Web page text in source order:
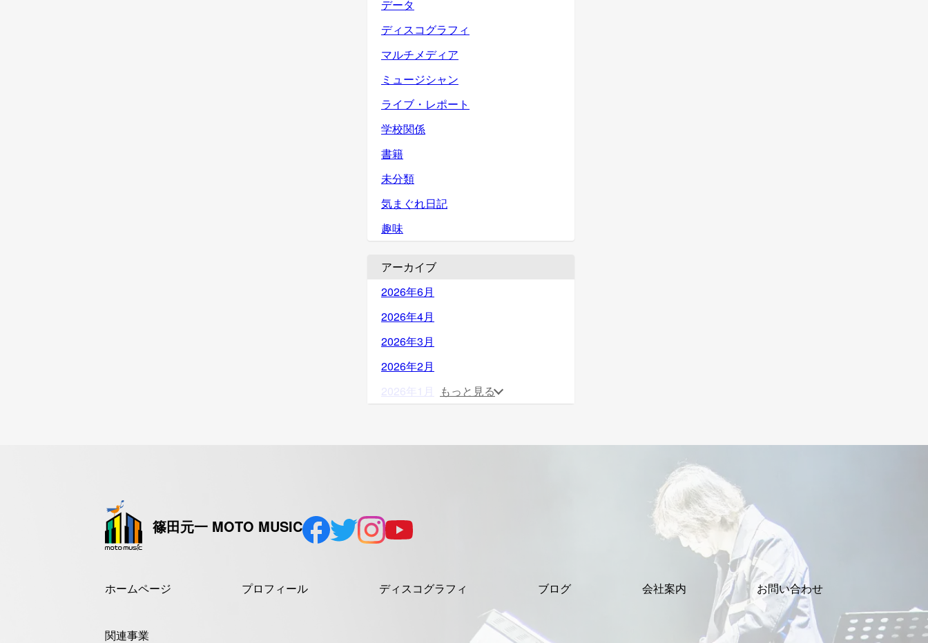
データ
ディスコグラフィ
マルチメディア
ミュージシャン
ライブ・レポート
学校関係
書籍
未分類
気まぐれ日記
趣味
アーカイブ
2026年6月
2026年4月
2026年3月
2026年2月
2026年1月
2025年8月
2025年7月
2025年5月
もっと見る
篠田元一 MOTO MUSIC
ホームページ プロフィール ディスコグラフィ ブログ 会社案内 お問い合わせ
関連事業